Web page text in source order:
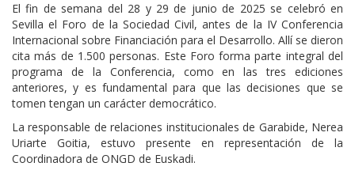
El fin de semana del 28 y 29 de junio de 2025 se celebró en
Sevilla el Foro de la Sociedad Civil, antes de la IV Conferencia
Internacional sobre Financiación para el Desarrollo. Allí se dieron
cita más de 1.500 personas. Este Foro forma parte integral del
programa de la Conferencia, como en las tres ediciones
anteriores, y es fundamental para que las decisiones que se
tomen tengan un carácter democrático.
La responsable de relaciones institucionales de Garabide, Nerea
Uriarte Goitia, estuvo presente en representación de la
Coordinadora de ONGD de Euskadi.